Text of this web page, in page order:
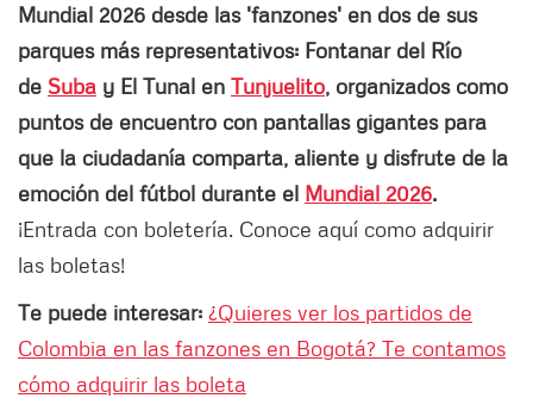
Mundial 2026 desde las 'fanzones' en dos de sus
parques más representativos: Fontanar del Río
de Suba y El Tunal en Tunjuelito, organizados como
puntos de encuentro con pantallas gigantes para
que la ciudadanía comparta, aliente y disfrute de la
emoción del fútbol durante el Mundial 2026.
¡Entrada con boletería. Conoce aquí como adquirir
las boletas!
Te puede interesar: ¿Quieres ver los partidos de
Colombia en las fanzones en Bogotá? Te contamos
cómo adquirir las boleta